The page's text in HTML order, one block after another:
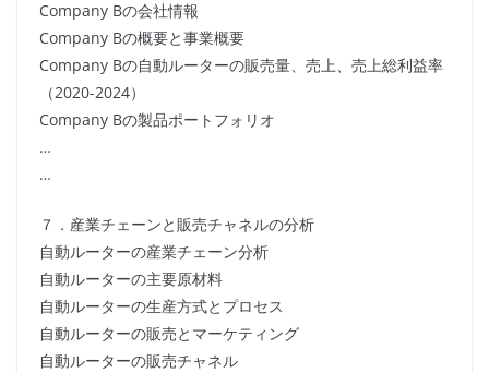
Company Bの会社情報
Company Bの概要と事業概要
Company Bの自動ルーターの販売量、売上、売上総利益率
（2020-2024）
Company Bの製品ポートフォリオ
…
…
７．産業チェーンと販売チャネルの分析
自動ルーターの産業チェーン分析
自動ルーターの主要原材料
自動ルーターの生産方式とプロセス
自動ルーターの販売とマーケティング
自動ルーターの販売チャネル